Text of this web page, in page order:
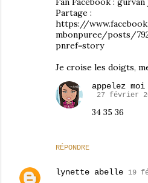
Partage :
https://
mbonpuree/posts/
pnref=story
Je croise les doigts,
RÉPONDRE
appelez moi
27 février
34 35 36
lynette abelle 19